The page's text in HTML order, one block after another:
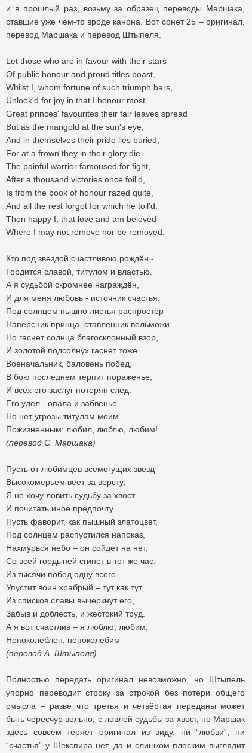
и в прошлый раз, возьму за образец переводы Маршака,
ставшие уже чем-то вроде канона. Вот сонет 25 – оригинал,
перевод Маршака и перевод Штыпеля.
Let those who are in favour with their stars
Of public honour and proud titles boast,
Whilst I, whom fortune of such triumph bars,
Unlook'd for joy in that I honour most.
Great princes' favourites their fair leaves spread
But as the marigold at the sun's eye,
And in themselves their pride lies buried,
For at a frown they in their glory die.
The painful warrior famoused for fight,
After a thousand victories once foil'd,
Is from the book of honour razed quite,
And all the rest forgot for which he toil'd:
Then happy I, that love and am beloved
Where I may not remove nor be removed.
Кто под звездой счастливою рождён -
Гордится славой, титулом и властью.
А я судьбой скромнее награждён,
И для меня любовь - источник счастья.
Под солнцем пышно листья распростёр
Наперсник принца, ставленник вельможи.
Но гаснет солнца благосклонный взор,
И золотой подсолнух гаснет тоже.
Военачальник, баловень побед,
В бою последнем терпит пораженье,
И всех его заслуг потерян след.
Его удел - опала и забвенье.
Но нет угрозы титулам моим
Пожизненным: любил, люблю, любим!
(перевод С. Маршака)
Пусть от любимцев всемогущих звёзд
Высокомерьем веет за версту,
Я не хочу ловить судьбу за хвост
И почитать иное предпочту.
Пусть фаворит, как пышный златоцвет,
Под солнцем распустился напоказ,
Нахмурься небо – он сойдет на нет,
Со всей гордыней сгинет в тот же час.
Из тысячи побед одну всего
Упустит воин храбрый – тут как тут
Из списков славы вычеркнут его,
Забыв и доблесть, и жестокий труд.
А я вот счастлив – я люблю, любим,
Непоколеблен, непоколебим
(перевод А. Штыпеля)
Полностью передать оригинал невозможно, но Штыпель
упорно переводит строку за строкой без потери общего
смысла – разве что третья и четвёртая переданы может
быть чересчур вольно, с ловлей судьбы за хвост, но Маршак
здесь совсем теряет оригинал из виду, ни “любви”, ни
“счастья” у Шекспира нет, да и слишком плоским выглядит